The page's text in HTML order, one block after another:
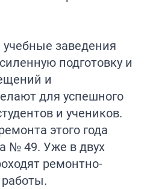
заведения
подготовку и
и
для успешного
и учеников.
этого года
№ 49. Уже в двух
ремонтно-